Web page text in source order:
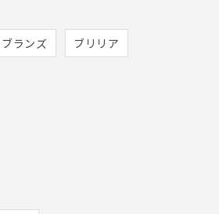
ブランズ ブリリア